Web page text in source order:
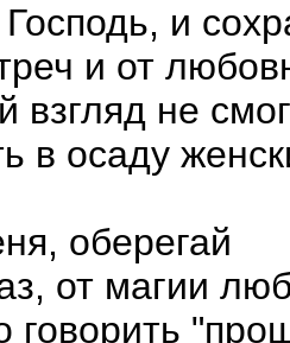
и
и от
взгляд не
в осаду
оберегай
от магии
говорить